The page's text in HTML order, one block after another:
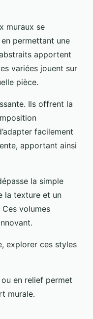
muraux se
permettant une
apportent
variées jouent sur
pièce.
Ils offrent la
facilement
apportant ainsi
la simple
la texture et un
volumes
explorer ces styles
en relief permet
murale.